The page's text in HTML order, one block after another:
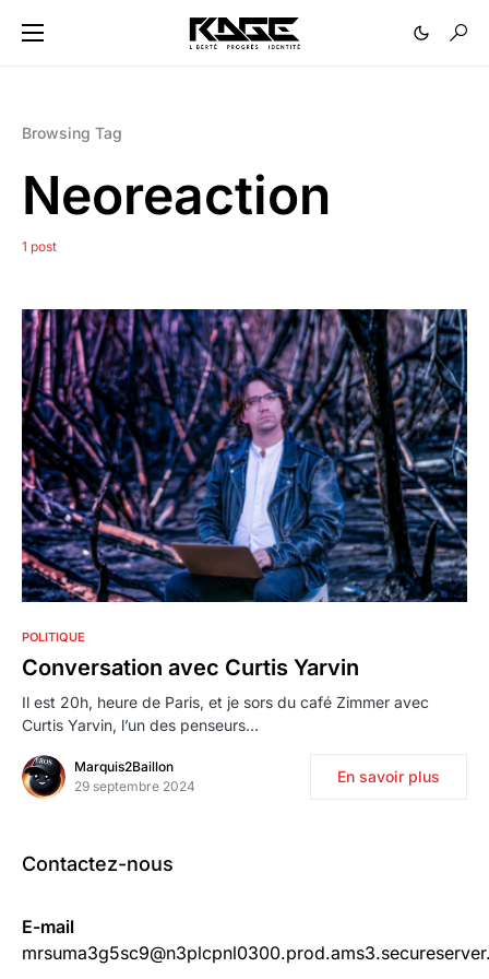
Browsing Tag
Neoreaction
1 post
POLITIQUE
Conversation avec Curtis Yarvin
Il est 20h, heure de Paris, et je sors du café Zimmer avec
Curtis Yarvin, l’un des penseurs…
Marquis2Baillon
29 septembre 2024
En savoir plus
Contactez-nous
E-mail